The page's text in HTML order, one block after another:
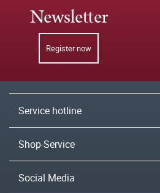
Newsletter
Register now
Service hotline
Shop-Service
Social Media